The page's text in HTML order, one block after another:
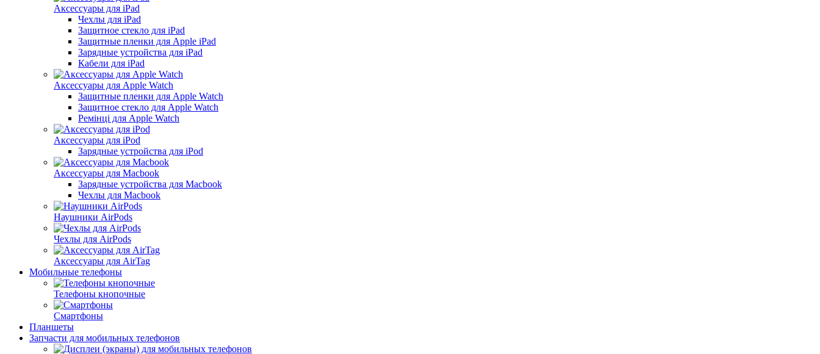
Аксессуары для iPad
Чехлы для iPad
Защитное стекло для iPad
Защитные пленки для Apple iPad
Зарядные устройства для iPad
Кабели для iPad
Аксессуары для Apple Watch
Защитные пленки для Apple Watch
Защитное стекло для Apple Watch
Ремінці для Apple Watch
Аксессуары для iPod
Зарядные устройства для iPod
Аксессуары для Macbook
Зарядные устройства для Macbook
Чехлы для Macbook
Наушники AirPods
Чехлы для AirPods
Аксессуары для AirTag
Мобильные телефоны
Телефоны кнопочные
Смартфоны
Планшеты
Запчасти для мобильных телефонов